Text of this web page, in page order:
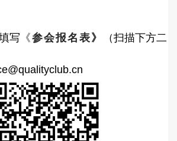
写 《参会报名表》
（扫描下方二